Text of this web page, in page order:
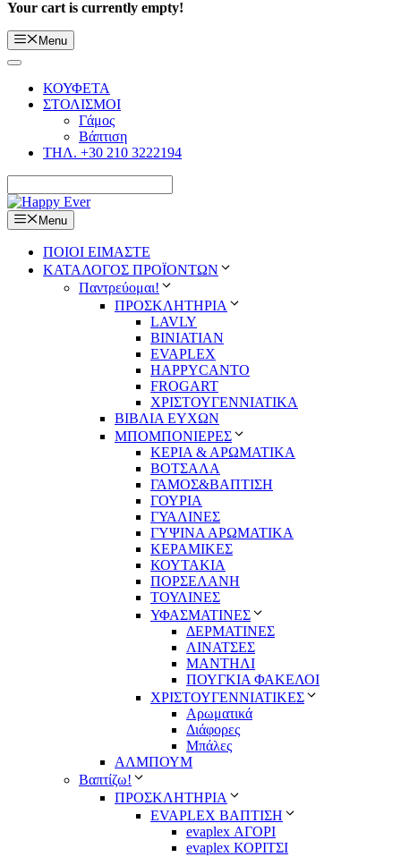
Your cart is currently empty!
Menu
ΚΟΥΦΕΤΑ
ΣΤΟΛΙΣΜΟΙ
Γάμος
Βάπτιση
ΤΗΛ. +30 210 3222194
Menu
ΠΟΙΟΙ ΕΙΜΑΣΤΕ
ΚΑΤΑΛΟΓΟΣ ΠΡΟΪΟΝΤΩΝ
Παντρεύομαι!
ΠΡΟΣΚΛΗΤΗΡΙΑ
LAVLY
BINIATIAN
EVAPLEX
HAPPYCANTO
FROGART
ΧΡΙΣΤΟΥΓΕΝΝΙΑΤΙΚΑ
ΒΙΒΛΙΑ ΕΥΧΩΝ
ΜΠΟΜΠΟΝΙΕΡΕΣ
ΚΕΡΙΑ & ΑΡΩΜΑΤΙΚΑ
ΒΟΤΣΑΛΑ
ΓΑΜΟΣ&ΒΑΠΤΙΣΗ
ΓΟΥΡΙΑ
ΓΥΑΛΙΝΕΣ
ΓΥΨΙΝΑ ΑΡΩΜΑΤΙΚΑ
ΚΕΡΑΜΙΚΕΣ
ΚΟΥΤΑΚΙΑ
ΠΟΡΣΕΛΑΝΗ
ΤΟΥΛΙΝΕΣ
ΥΦΑΣΜΑΤΙΝΕΣ
ΔΕΡΜΑΤΙΝΕΣ
ΛΙΝΑΤΣΕΣ
ΜΑΝΤΗΛΙ
ΠΟΥΓΚΙΑ ΦΑΚΕΛΟΙ
ΧΡΙΣΤΟΥΓΕΝΝΙΑΤΙΚΕΣ
Αρωματικά
Διάφορες
Μπάλες
ΑΛΜΠΟΥΜ
Βαπτίζω!
ΠΡΟΣΚΛΗΤΗΡΙΑ
EVAPLEX ΒΑΠΤΙΣΗ
evaplex ΑΓΟΡΙ
evaplex ΚΟΡΙΤΣΙ